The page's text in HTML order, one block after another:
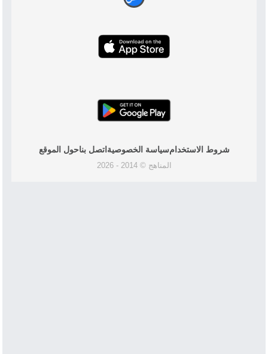
شروط الاستخدامسياسة الخصوصية اتصل بناحول الموقع
المناهج © 2014 - 2026